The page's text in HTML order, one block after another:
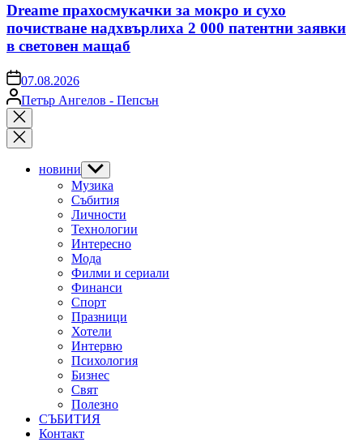
Dreame прахосмукачки за мокро и сухо
почистване надхвърлиха 2 000 патентни заявки
в световен мащаб
on07.08.2026
Posted
by
Петър Ангелов - Пепсън
Close
search
новини Show
sub
menu
Музика
Събития
Личности
Технологии
Интересно
Мода
Филми и сериали
Финанси
Спорт
Празници
Хотели
Интервю
Психология
Бизнес
Свят
Полезно
СЪБИТИЯ
Контакт